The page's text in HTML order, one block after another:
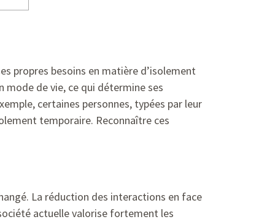
propres besoins en matière d’isolement
mode de vie, ce qui détermine ses
certaines personnes, typées par leur
temporaire. Reconnaître ces
La réduction des interactions en face
actuelle valorise fortement les